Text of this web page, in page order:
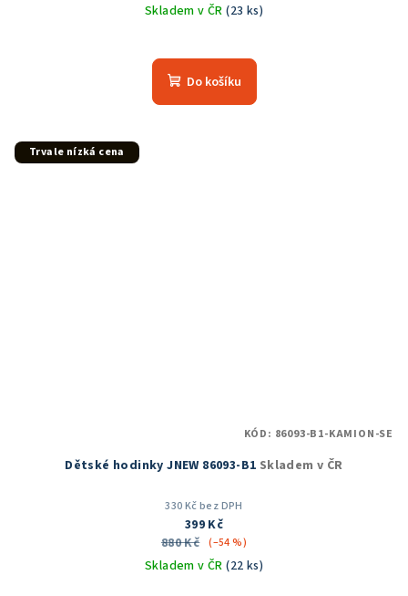
Skladem v ČR(23 ks)
hodnocení
produktu
Do košíku
Trvale nízká cena
Dětské hodinky JNEW 86093-B1 Skladem v ČR
330 Kč bez DPH
399 Kč
880 Kč (–54 %)
Skladem v ČR(22 ks)
KÓD: 86093-B1-KAMION-SE